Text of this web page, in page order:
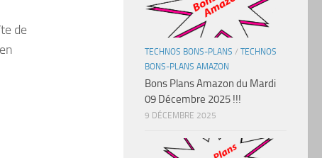
de
TECHNOS BONS-PLANS / TECHNOS
BONS-PLANS AMAZON
Bons Plans Amazon du Mardi
09 Décembre 2025 !!!
9 DÉCEMBRE 2025